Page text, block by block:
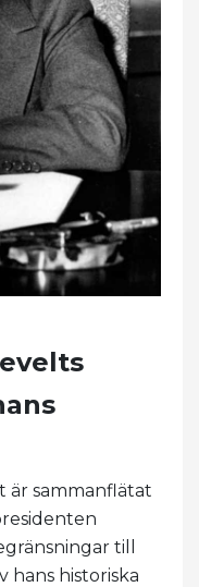
är sammanflätat
till
hans historiska